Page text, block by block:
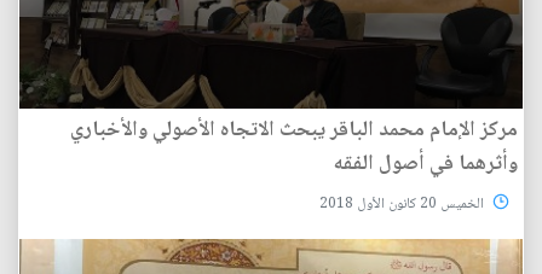
مركز الإمام محمد الباقر يبحث الاتجاه الأصولي والأخباري
وأثرهما في أصول الفقه
الخميس 20 كانون الأول 2018